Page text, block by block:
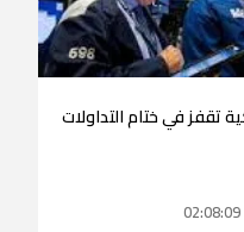
تقفز في ختام التداولات